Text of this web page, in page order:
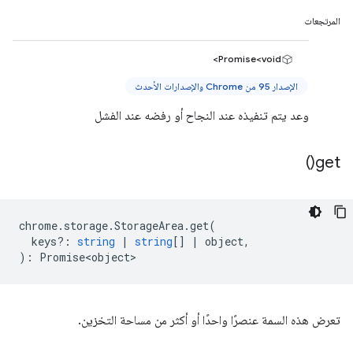
المرتجعات
Promise<void>
الإصدار 95 من Chrome والإصدارات الأحدث
وعد يتم تنفيذه عند النجاح أو رفضه عند الفشل
get(
)
chrome. storage.StorageArea.get(
keys? : string | string[] | object,
) : Promise<object>
تعرض هذه السمة عنصرًا واحدًا أو أكثر من مساحة التخزين.